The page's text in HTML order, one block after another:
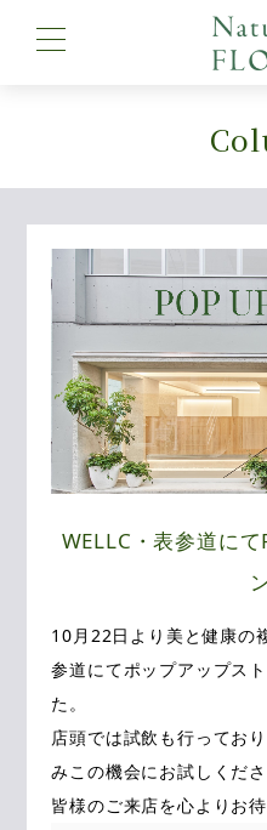
Top
About
Brand Story
News
Column
公式Instagram
WELLC・表参道に
10月22日より美と健康の
参道にてポップアップス
た。
店頭では試飲も行ってお
みこの機会にお試しくださ
皆様のご来店を心よりお